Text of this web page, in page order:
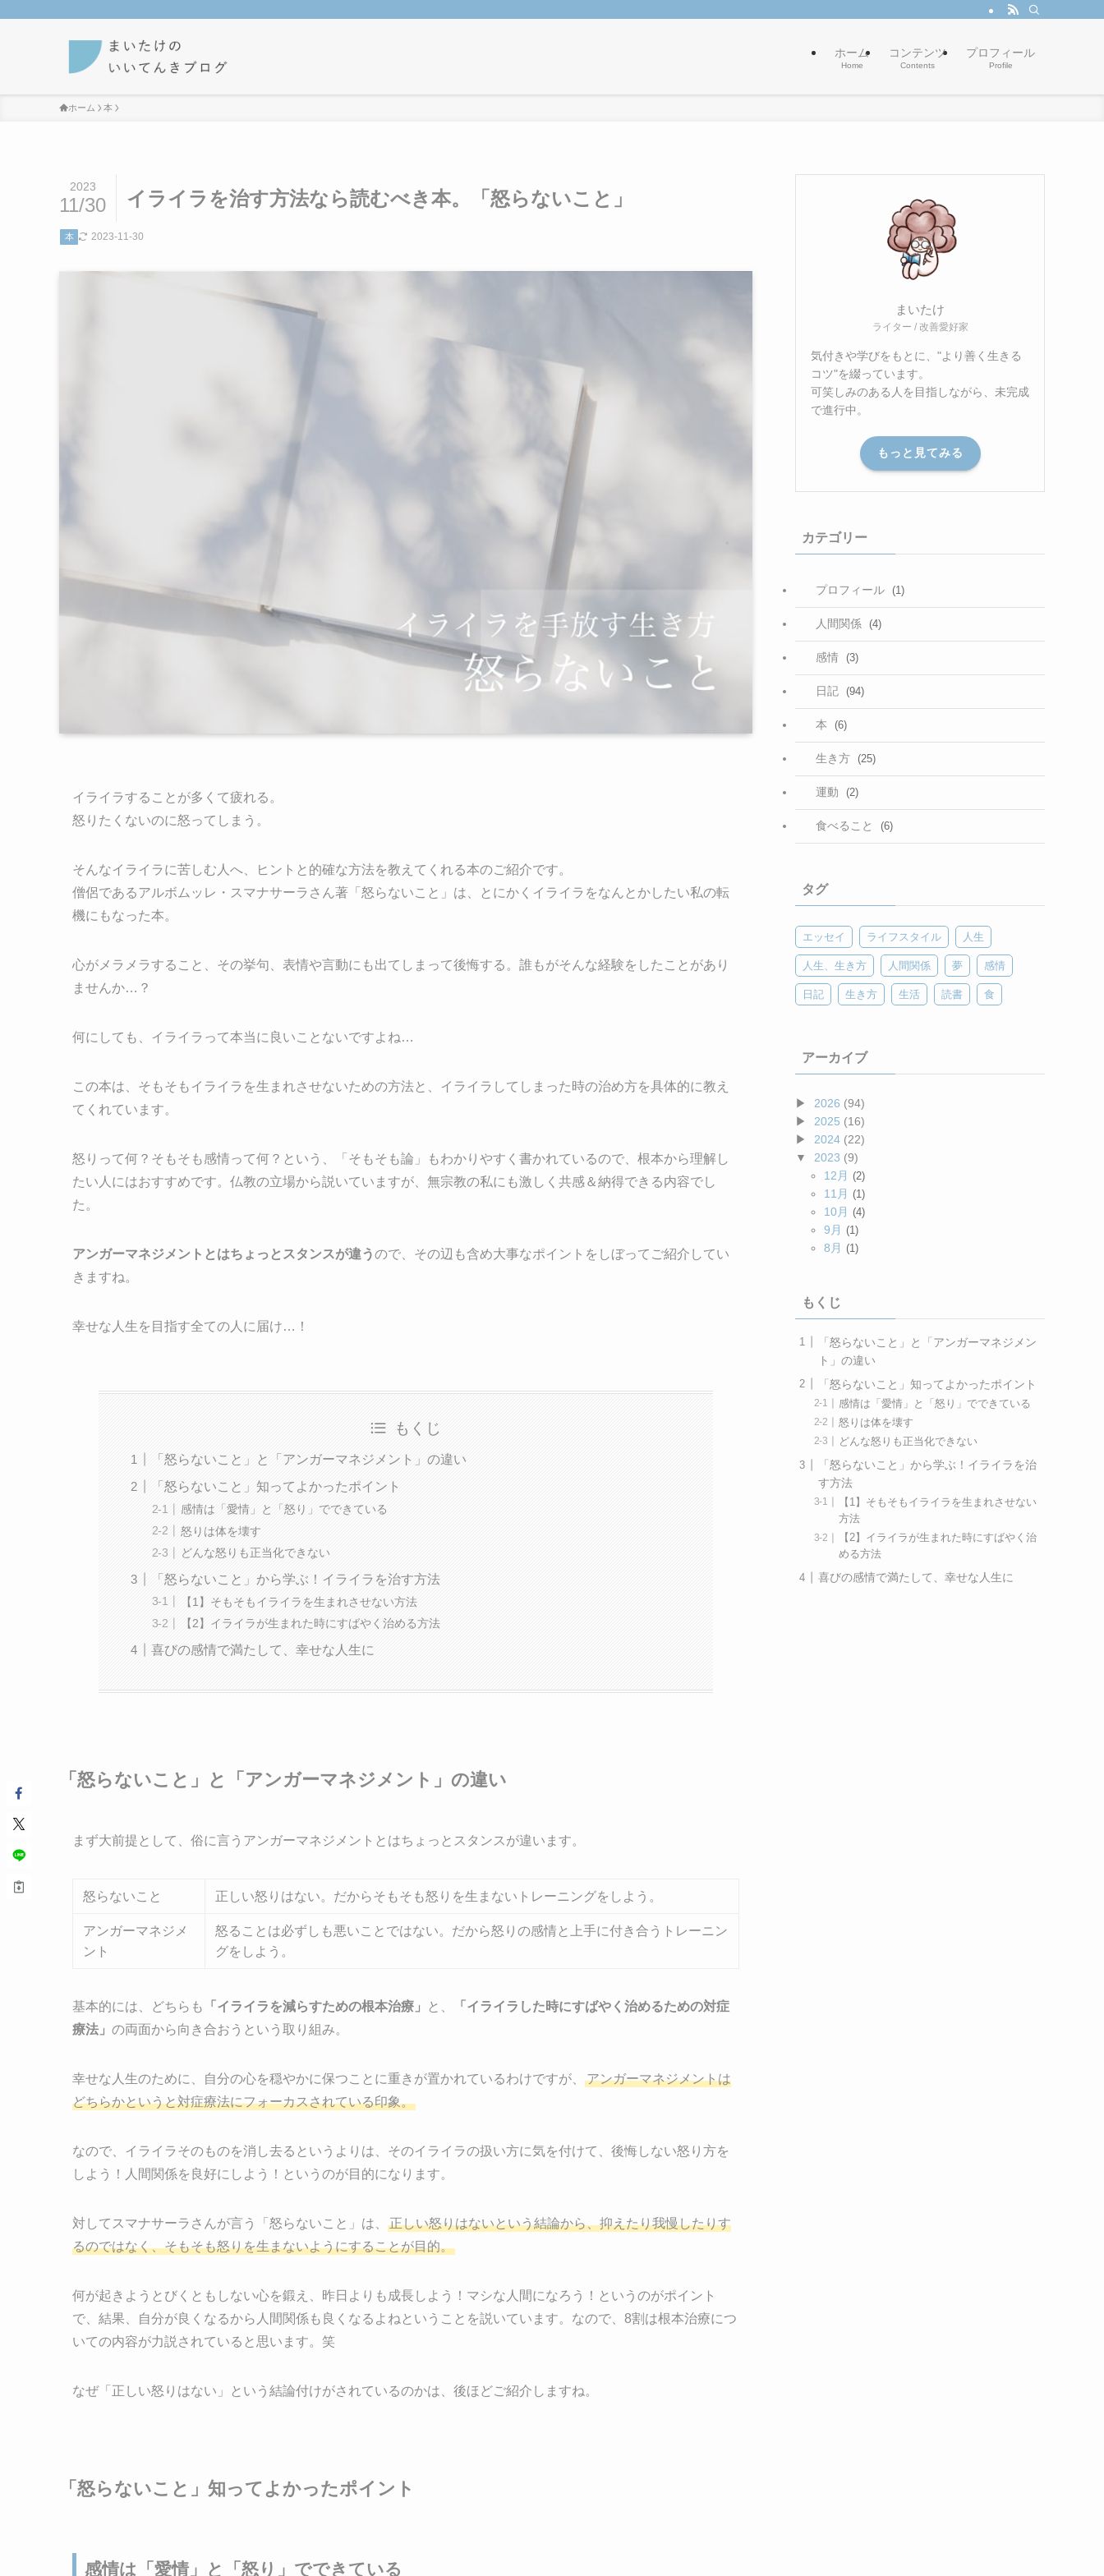
ホーム
Home
コンテンツ
Contents
プロフィール
Profile
ホーム 本
イライラを治す方法なら読むべき本。「怒らないこと」
2023
11/30
本 2023-11-30
イライラすることが多くて疲れる。
怒りたくないのに怒ってしまう。
そんなイライラに苦しむ人へ、ヒントと的確な方法を教えてくれる本のご紹介です。
僧侶であるアルボムッレ・スマナサーラさん著「怒らないこと」は、とにかくイライラをなんとかしたい私の転
機にもなった本。
心がメラメラすること、その挙句、表情や言動にも出てしまって後悔する。誰もがそんな経験をしたことがあり
ませんか…？
何にしても、イライラって本当に良いことないですよね…
この本は、そもそもイライラを生まれさせないための方法と、イライラしてしまった時の治め方を具体的に教え
てくれています。
怒りって何？そもそも感情って何？という、「そもそも論」もわかりやすく書かれているので、根本から理解し
たい人にはおすすめです。仏教の立場から説いていますが、無宗教の私にも激しく共感＆納得できる内容でし
た。
アンガーマネジメントとはちょっとスタンスが違うので、その辺も含め大事なポイントをしぼってご紹介してい
きますね。
幸せな人生を目指す全ての人に届け…！
もくじ
「怒らないこと」と「アンガーマネジメント」の違い
「怒らないこと」知ってよかったポイント
感情は「愛情」と「怒り」でできている
怒りは体を壊す
どんな怒りも正当化できない
「怒らないこと」から学ぶ！イライラを治す方法
【1】そもそもイライラを生まれさせない方法
【2】イライラが生まれた時にすばやく治める方法
喜びの感情で満たして、幸せな人生に
「怒らないこと」と「アンガーマネジメント」の違い
まず大前提として、俗に言うアンガーマネジメントとはちょっとスタンスが違います。
怒らないこと 正しい怒りはない。だからそもそも怒りを生まないトレーニングをしよう。
アンガーマネジメ
ント
怒ることは必ずしも悪いことではない。だから怒りの感情と上手に付き合うトレーニン
グをしよう。
基本的には、どちらも 「イライラを減らすための根本治療」 と、
「イライラした時にすばやく治めるための対症
療法」 の両面から向き合おうという取り組み。
幸せな人生のために、自分の心を穏やかに保つことに重きが置かれているわけですが、
アンガーマネジメントは
どちらかというと対症療法にフォーカスされている印象。
なので、イライラそのものを消し去るというよりは、そのイライラの扱い方に気を付けて、後悔しない怒り方を
しよう！人間関係を良好にしよう！というのが目的になります。
対してスマナサーラさんが言う「怒らないこと」は、
正しい怒りはないという結論から、抑えたり我慢したりす
るのではなく、そもそも怒りを生まないようにすることが目的。
何が起きようとびくともしない心を鍛え、昨日よりも成長しよう！マシな人間になろう！というのがポイント
で、結果、自分が良くなるから人間関係も良くなるよねということを説いています。なので、8割は根本治療につ
いての内容が力説されていると思います。笑
なぜ「正しい怒りはない」という結論付けがされているのかは、後ほどご紹介しますね。
「怒らないこと」知ってよかったポイント
感情は「愛情」と「怒り」でできている
まいたけ
ライター / 改善愛好家
気付きや学びをもとに、"より善く生きる
コツ"を綴っています。
可笑しみのある人を目指しながら、未完成
で進行中。
もっと見てみる
カテゴリー
プロフィール (1)
人間関係 (4)
感情 (3)
日記 (94)
本 (6)
生き方 (25)
運動 (2)
食べること (6)
タグ
エッセイ ライフスタイル 人生
人生、生き方 人間関係 夢 感情
日記 生き方 生活 読書 食
アーカイブ
2026 (94)
2025 (16)
2024 (22)
2023 (9)
12月 (2)
11月 (1)
10月 (4)
9月 (1)
8月 (1)
もくじ
「怒らないこと」と「アンガーマネジメン
ト」の違い
「怒らないこと」知ってよかったポイント
感情は「愛情」と「怒り」でできている
怒りは体を壊す
どんな怒りも正当化できない
「怒らないこと」から学ぶ！イライラを治
す方法
【1】そもそもイライラを生まれさせない
方法
【2】イライラが生まれた時にすばやく治
める方法
喜びの感情で満たして、幸せな人生に